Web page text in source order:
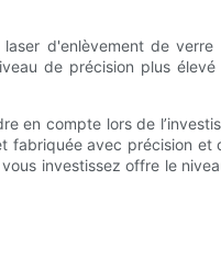
d'enlèvement de
de précision plus
en compte lors de
avec précision et
investissez offre le